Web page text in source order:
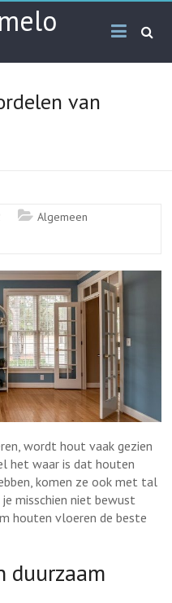
van
Algemeen
wordt hout vaak gezien
het waar is dat houten
komen ze ook met tal
misschien niet bewust
houten vloeren de beste
duurzaam